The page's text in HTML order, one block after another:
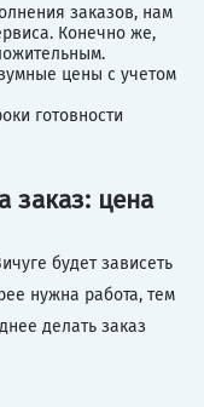
заказов, нам
Конечно же,
цены с учетом
готовности
заказ: цена
будет зависеть
нужна работа, тем
делать заказ